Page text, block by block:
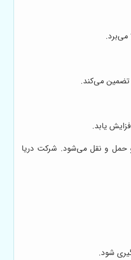
تضمین می‌کند.
یابد.
و حمل و نقل می‌شود. شرکت دریا
شود.